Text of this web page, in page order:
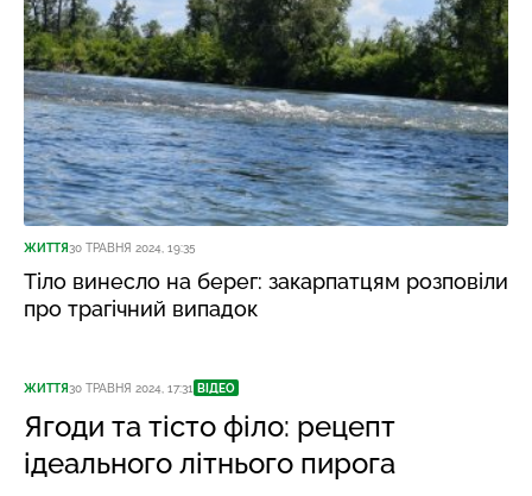
ЖИТТЯ30 ТРАВНЯ 2024, 19:35
Тіло винесло на берег: закарпатцям розповіли
про трагічний випадок
ЖИТТЯ30 ТРАВНЯ 2024, 17:31 ВІДЕО
Ягоди та тісто філо: рецепт
ідеального літнього пирога